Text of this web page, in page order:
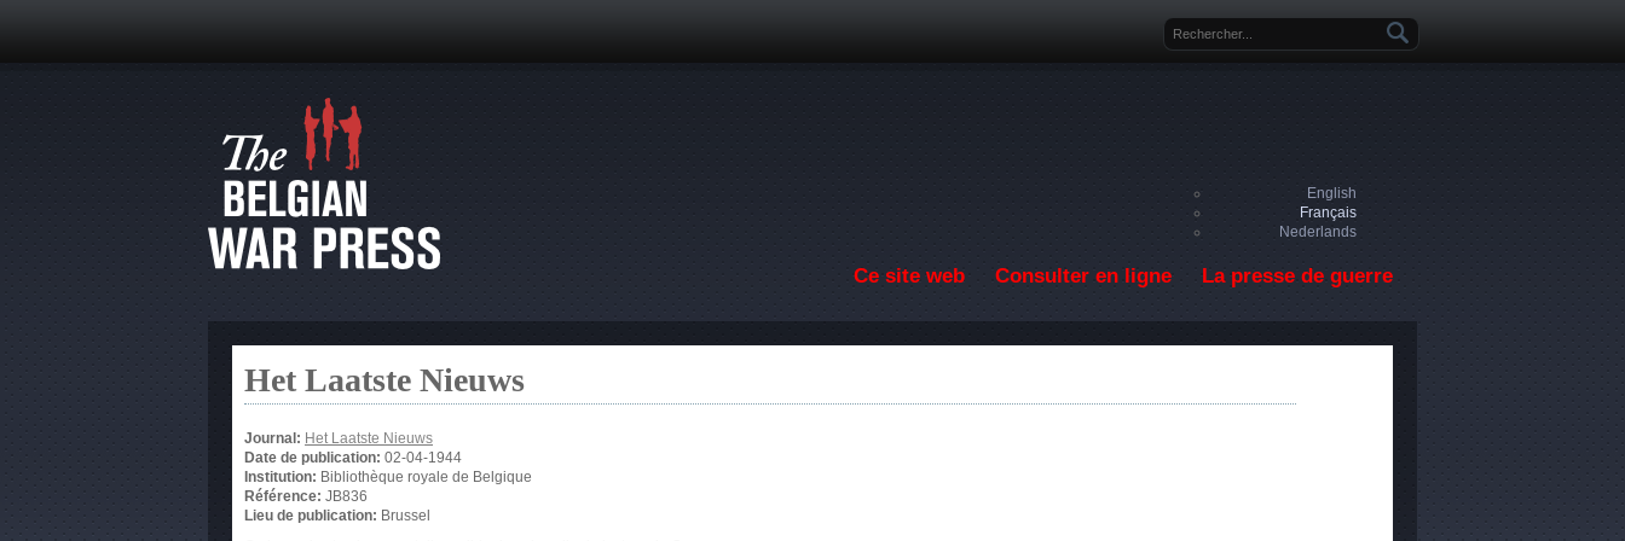
Formulaire de recherche
English
Français
Nederlands
Ce site web Consulter en ligne La presse de guerre
Het Laatste Nieuws
Journal: Het Laatste Nieuws
Date de publication: 02-04-1944
Institution: Bibliothèque royale de Belgique
Référence: JB836
Lieu de publication: Brussel